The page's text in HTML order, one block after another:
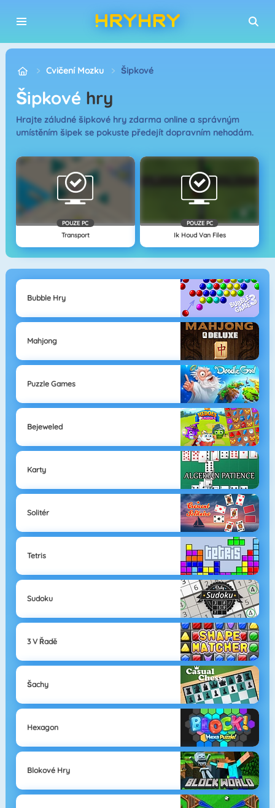
Cvičení Mozku Šipkové
Šipkové hry
Hrajte záludné šipkové hry zdarma online a správným
umístěním šipek se pokuste předejít dopravním nehodám.
POUZE PC
Transport
POUZE PC
Ik Houd Van Files
Bubble Hry
Mahjong
Puzzle Games
Bejeweled
Karty
Solitér
Tetris
Sudoku
3 V Řadě
Šachy
Hexagon
Blokové Hry